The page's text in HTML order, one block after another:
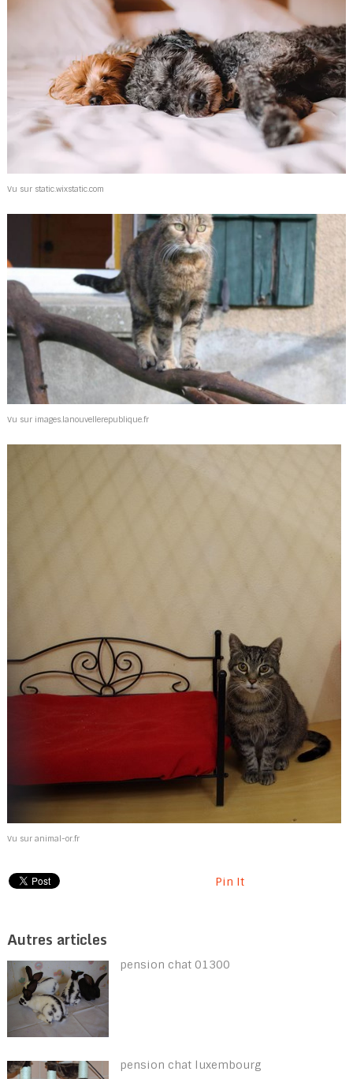
Vu sur static.wixstatic.com
Vu sur images.lanouvellerepublique.fr
Vu sur animal-or.fr
Pin It
Autres articles
pension chat 01300
pension chat luxembourg